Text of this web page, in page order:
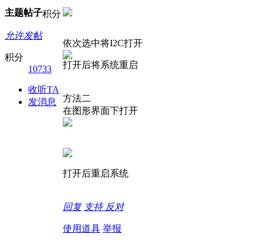
主题帖子积分
允许发帖
积分
10733
收听TA
发消息
依次选中将I2C打开
打开后将系统重启
方法二
在图形界面下打开
打开后重启系统
回复 支持 反对
使用道具 举报